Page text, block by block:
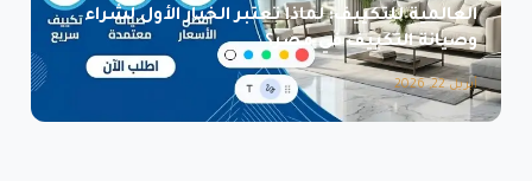
العالمية للتكييف: لماذا تعتبر الخيار الأول لشراء
وصيانة التكييف في مصر؟
أبريل 22, 2026